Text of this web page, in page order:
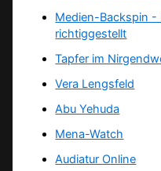
Medien-Backspin -
richtiggestellt
Tapfer im
Vera Lengsfeld
Abu Yehuda
Mena-Watch
Audiatur Online